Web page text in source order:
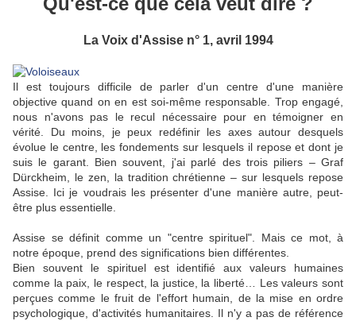
La Voix d'Assise n° 1, avril 1994
Il est toujours difficile de parler d'un centre d'une manière
objective quand on en est soi-même responsable. Trop engagé,
nous n'avons pas le recul nécessaire pour en témoigner en
vérité. Du moins, je peux redéfinir les axes autour desquels
évolue le centre, les fondements sur lesquels il repose et dont je
suis le garant. Bien souvent, j'ai parlé des trois piliers – Graf
Dürckheim, le zen, la tradition chrétienne – sur lesquels repose
Assise. Ici je voudrais les présenter d'une manière autre, peut-
être plus essentielle.
Assise se définit comme un "centre spirituel". Mais ce mot, à
notre époque, prend des significations bien différentes.
Bien souvent le spirituel est identifié aux valeurs humaines
comme la paix, le respect, la justice, la liberté… Les valeurs sont
perçues comme le fruit de l'effort humain, de la mise en ordre
psychologique, d'activités humanitaires. Il n'y a pas de référence